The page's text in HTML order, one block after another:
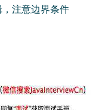
注意边界条件